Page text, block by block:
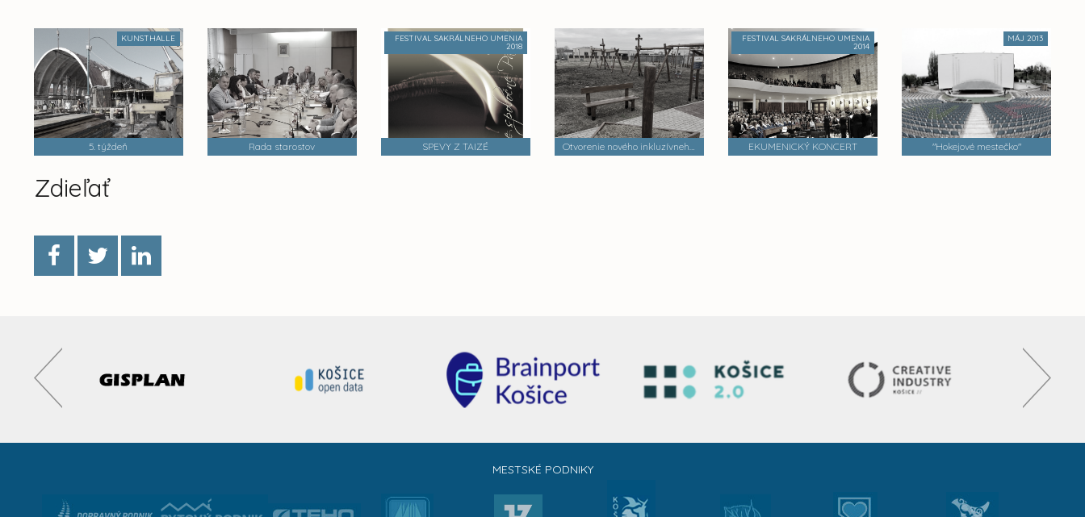
KUNSTHALLE
5. týždeň Rada starostov
FESTIVAL SAKRÁLNEHO UMENIA
2018
SPEVY Z TAIZÉ Otvorenie nového inkluzívneho detského ihriska za účasti ministra práce, socialnych vecí a rodiny Erikom Tomášom
FESTIVAL SAKRÁLNEHO UMENIA
2014
EKUMENICKÝ KONCERT
MÁJ 2013
"Hokejové mestečko"
Zdieľať
MESTSKÉ PODNIKY